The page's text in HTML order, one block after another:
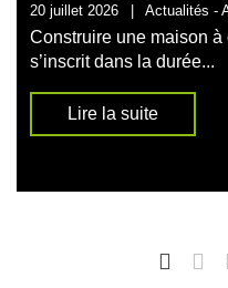
20 juillet 2026 | Actualités -
Construire une maison
s’inscrit dans la durée...
Lire la suite